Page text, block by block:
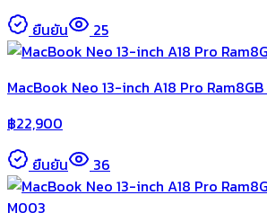
ยืนยัน
25
MacBook Neo 13-inch A18 Pro Ram8GB
฿22,900
ยืนยัน
36